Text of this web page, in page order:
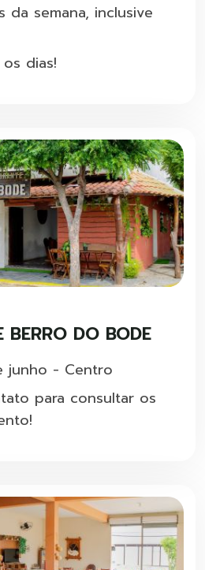
da semana, inclusive
dias!
BERRO DO BODE
junho - Centro
para consultar os